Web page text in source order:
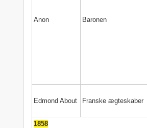
Anon Baronen
Edmond About Franske ægteskaber
1858